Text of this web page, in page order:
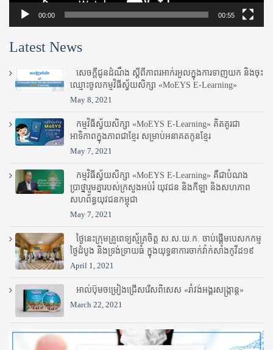
00:00 00:55
Latest News
សេចក្តីជូនដំណឹង ស្តី​ពីភាព​រអាក់រអួល​ក្នុងការ​ទាញ​យក និង​ចុះ​
ឈ្មោះ​ចូល​កម្មវិធី​ស្វ័យសិក្សា «MoEYS E-Learning»
May 8, 2021
កម្មវិធីស្វ័យសិក្សា «MoEYS E-Learning» គិតគូរជា
អាទិភាពក្នុងភាពជាខ្មែរ សម្រាប់អនាគតកូនខ្មែរ
May 7, 2021
កម្មវិធីស្វ័យសិក្សា «MoEYS E-Learning» គឺជាបំណង
ប្រាថ្នារួមគ្នារបស់ក្រសួងអប់រំ​ យុវជន និងកីឡា និងសហភាព
សហព័ន្ធយុវជនកម្ពុជា
May 7, 2021
ថ្ងៃនេះក្រុមគ្រូពេទ្យស្ម័គ្រចិត្ត ស.ស.យ.ក. ចាប់ផ្តើមបេសកកម្ម
ថ្ងៃដំបូង និងទ្រង់ទ្រាយធំ ក្នុងយុទ្ធនាការចាក់វ៉ាក់សាំងកូវីដ១៩
April 1, 2021
អាល់ប៊ុមចម្រៀងជ្រើសរើសពិសេស «រាំវង់អង្គរសង្ក្រាន្ត»
March 22, 2021